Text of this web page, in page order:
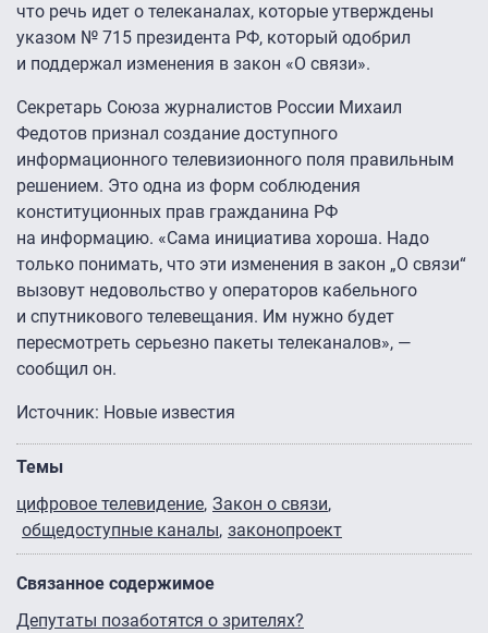
что речь идет о телеканалах, которые утверждены
указом № 715 президента РФ, который одобрил
и поддержал изменения в закон «О связи».
Секретарь Союза журналистов России Михаил
Федотов признал создание доступного
информационного телевизионного поля правильным
решением. Это одна из форм соблюдения
конституционных прав гражданина РФ
на информацию. «Сама инициатива хороша. Надо
только понимать, что эти изменения в закон „О связи“
вызовут недовольство у операторов кабельного
и спутникового телевещания. Им нужно будет
пересмотреть серьезно пакеты телеканалов», —
сообщил он.
Источник: Новые известия
Темы
цифровое телевидение Закон о связи
общедоступные каналы законопроект
Связанное содержимое
Депутаты позаботятся о зрителях?